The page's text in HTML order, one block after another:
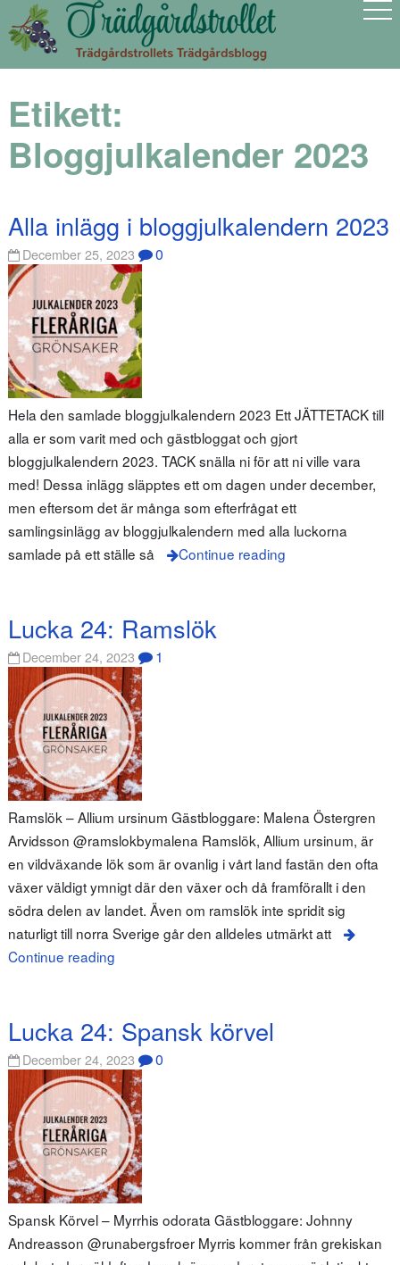
Etikett:
Bloggjulkalender 2023
Alla inlägg i bloggjulkalendern 2023
December 25, 2023 0
Hela den samlade bloggjulkalendern 2023 Ett JÄTTETACK till
alla er som varit med och gästbloggat och gjort
bloggjulkalendern 2023. TACK snälla ni för att ni ville vara
med! Dessa inlägg släpptes ett om dagen under december,
men eftersom det är många som efterfrågat ett
samlingsinlägg av bloggjulkalendern med alla luckorna
samlade på ett ställe så
Continue reading
Lucka 24: Ramslök
December 24, 2023 1
Ramslök – Allium ursinum Gästbloggare: Malena Östergren
Arvidsson @ramslokbymalena Ramslök, Allium ursinum, är
en vildväxande lök som är ovanlig i vårt land fastän den ofta
växer väldigt ymnigt där den växer och då framförallt i den
södra delen av landet. Även om ramslök inte spridit sig
naturligt till norra Sverige går den alldeles utmärkt att
Continue reading
Lucka 24: Spansk körvel
December 24, 2023 0
Spansk Körvel – Myrrhis odorata Gästbloggare: Johnny
Andreasson @runabergsfroer Myrris kommer från grekiskan